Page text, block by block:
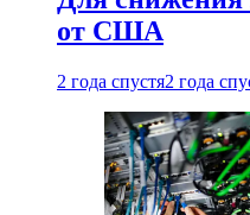
от США
2 года спустя2 года